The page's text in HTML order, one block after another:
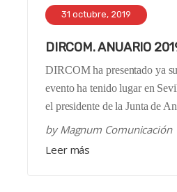
31 octubre, 2019
DIRCOM. ANUARIO
DIRCOM ha presentado ya
evento ha tenido lugar en
el presidente de la Junta de
byMagnum Comunicación
Leer más